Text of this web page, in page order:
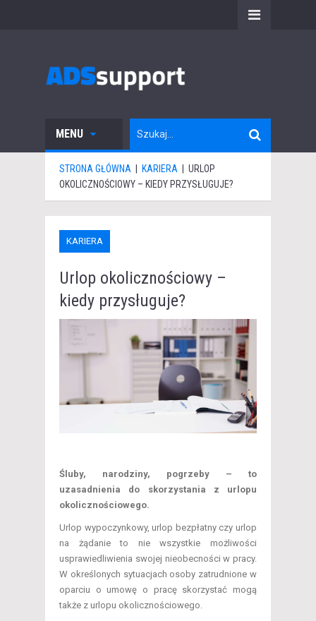
MENU
STRONA GŁÓWNA KARIERA
URLOP
OKOLICZNOŚCIOWY – KIEDY PRZYSŁUGUJE?
KARIERA
Urlop okolicznościowy –
kiedy przysługuje?
Śluby, narodziny, pogrzeby – to
uzasadnienia do skorzystania z urlopu
okolicznościowego.
Urlop wypoczynkowy, urlop bezpłatny czy urlop
na żądanie to nie wszystkie możliwości
usprawiedliwienia swojej nieobecności w pracy.
W określonych sytuacjach osoby zatrudnione w
oparciu o umowę o pracę skorzystać mogą
także z urlopu okolicznościowego.